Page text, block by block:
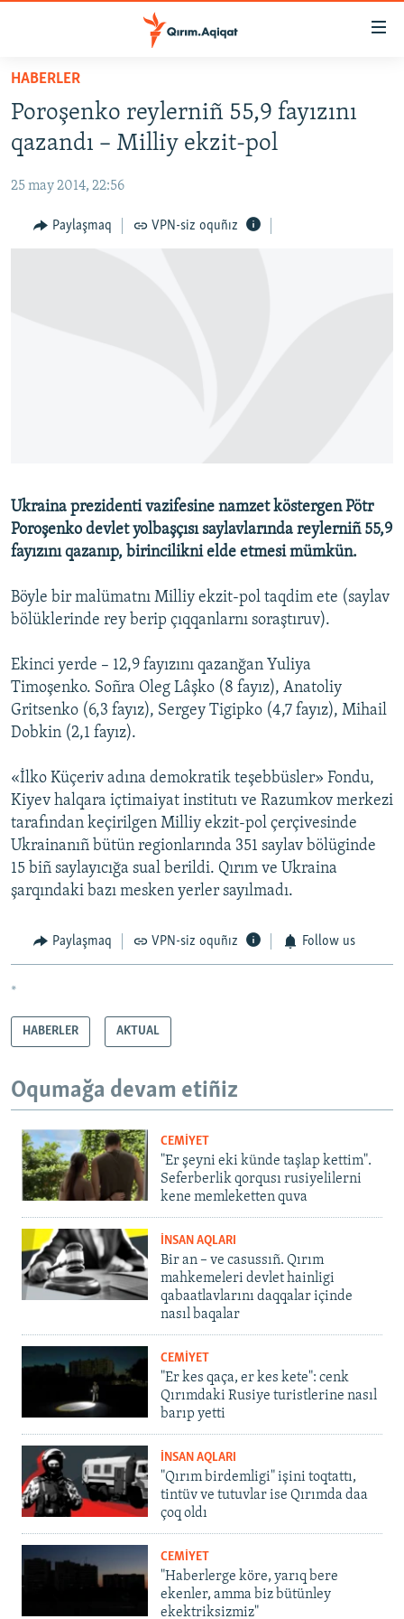
Esas
qaytmaq
Baş
navigatsiyağa
qaytmaq
qaytmaq
SİYASET
İQTİSADİYAT
CEMİYET
MEDENİYET
QOŞULIÑIZ!
RFE/RS bütün saytları
HABERLER
Poroşenko reylerniñ 55,9 fayızını
qazandı – Milliy ekzit-pol
25 may 2014, 22:56
Paylaşmaq VPN-siz oquñız
Ukraina prezidenti vazifesine namzet köstergen Pötr
Poroşenko devlet yolbaşçısı saylavlarında reylerniñ 55,9
fayızını qazanıp, birincilikni elde etmesi mümkün.
Böyle bir malümatnı Milliy ekzit-pol taqdim ete (saylav
bölüklerinde rey berip çıqqanlarnı soraştıruv).
Ekinci yerde – 12,9 fayızını qazanğan Yuliya
Timoşenko. Soñra Oleg Lâşko (8 fayız), Anatoliy
Gritsenko (6,3 fayız), Sergey Tigipko (4,7 fayız), Mihail
Dobkin (2,1 fayız).
«İlko Küçeriv adına demokratik teşebbüsler» Fondu,
Kiyev halqara içtimaiyat institutı ve Razumkov merkezi
tarafından keçirilgen Milliy ekzit-pol çerçivesinde
Ukrainanıñ bütün regionlarında 351 saylav bölüginde
15 biñ saylayıcığa sual berildi. Qırım ve Ukraina
şarqındaki bazı mesken yerler sayılmadı.
Paylaşmaq VPN-siz oquñız Follow us
*
HABERLER AKTUAL
Oqumağa devam etiñiz
CEMİYET
"Er şeyni eki künde taşlap kettim".
Seferberlik qorqusı rusiyelilerni
kene memleketten quva
İNSAN AQLARI
Bir an – ve casussıñ. Qırım
mahkemeleri devlet hainligi
qabaatlavlarını daqqalar içinde
nasıl baqalar
CEMİYET
"Er kes qaça, er kes kete": cenk
Qırımdaki Rusiye turistlerine nasıl
barıp yetti
İNSAN AQLARI
"Qırım birdemligi" işini toqtattı,
tintüv ve tutuvlar ise Qırımda daa
çoq oldı
CEMİYET
"Haberlerge köre, yarıq bere
ekenler, amma biz bütünley
ekektriksizmiz"